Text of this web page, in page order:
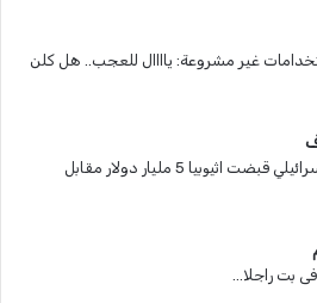
غير مشروعة: ياااال للعجب.. هل كلن
السد مشروع إسرائيلي قبضت اثيوبيا 5 مليار دولار مقابل
بت راجلا...